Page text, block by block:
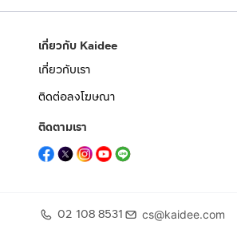
เกี่ยวกับ Kaidee
เกี่ยวกับเรา
ติดต่อลงโฆษณา
ติดตามเรา
02 108 8531 cs@kaidee.com